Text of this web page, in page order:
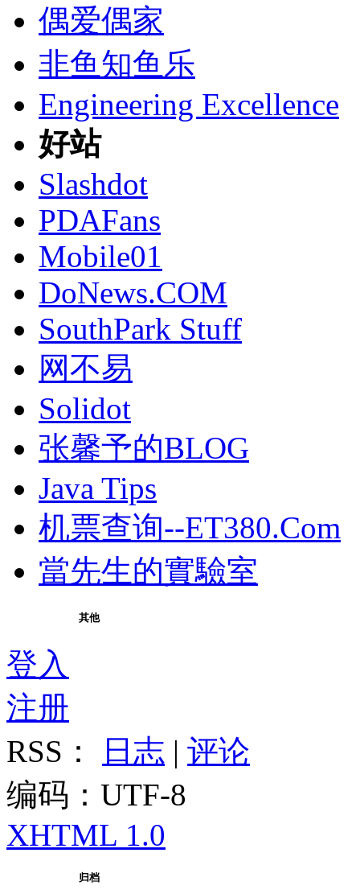
偶爱偶家
非鱼知鱼乐
Engineering Excellence
好站
Slashdot
PDAFans
Mobile01
DoNews.COM
SouthPark Stuff
网不易
Solidot
张馨予的BLOG
Java Tips
机票查询--ET380.Com
當先生的實驗室
其他
登入
注册
RSS：
日志 | 评论
编码：UTF-8
XHTML 1.0
归档